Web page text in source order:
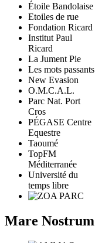
Étoile Bandolaise
Etoiles de rue
Fondation Ricard
Institut Paul
Ricard
La Jument Pie
Les mots passants
New Evasion
O.M.C.A.L.
Parc Nat. Port
Cros
PÉGASE Centre
Equestre
Taoumé
TopFM
Méditerranée
Université du
temps libre
Mare Nostrum